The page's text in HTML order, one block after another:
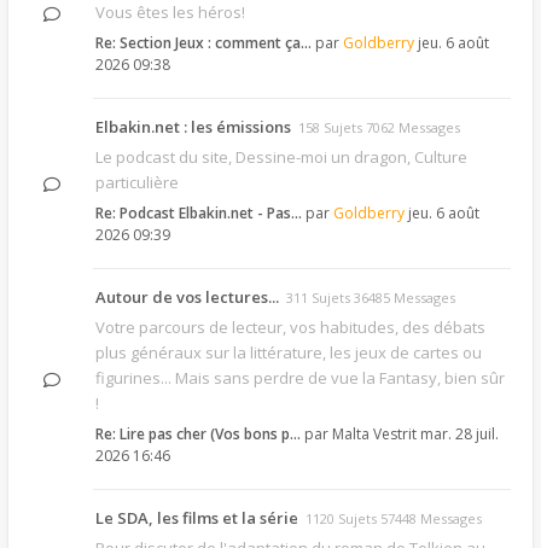
Vous êtes les héros!
Re: Section Jeux : comment ça… par Goldberry jeu. 6 août
2026 09:38
Elbakin.net : les émissions 158 Sujets 7062 Messages
Le podcast du site, Dessine-moi un dragon, Culture
particulière
Re: Podcast Elbakin.net - Pas… par Goldberry jeu. 6 août
2026 09:39
Autour de vos lectures... 311 Sujets 36485 Messages
Votre parcours de lecteur, vos habitudes, des débats
plus généraux sur la littérature, les jeux de cartes ou
figurines... Mais sans perdre de vue la Fantasy, bien sûr
!
Re: Lire pas cher (Vos bons p… par Malta Vestrit mar. 28 juil.
2026 16:46
Le SDA, les films et la série 1120 Sujets 57448 Messages